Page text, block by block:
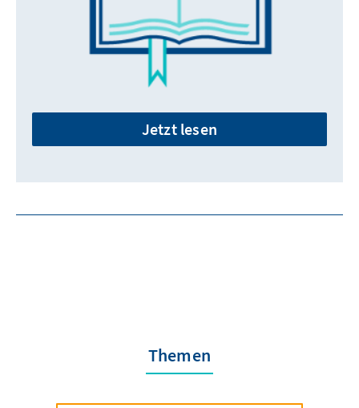
Jetzt lesen
Themen